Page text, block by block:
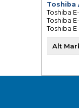
Toshiba
Toshiba
Toshiba
Toshiba
Alt